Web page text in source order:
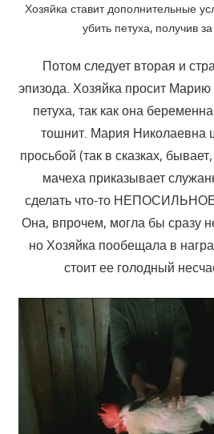
Хозяйка ставит дополнительные
убить петуха, получив за
Потом следует вторая и
эпизода. Хозяйка просит Марию
петуха, так как она
тошнит. Мария Николаевна
просьбой (так в сказках,
мачеха приказывает
сделать что-то
Она, впрочем, могла бы сразу
но Хозяйка пообещала в
стоит ее голодный